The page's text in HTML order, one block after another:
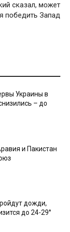
сказал, может
победить Запад
Украины в
– до
и Пакистан
дожди,
до 24-29°